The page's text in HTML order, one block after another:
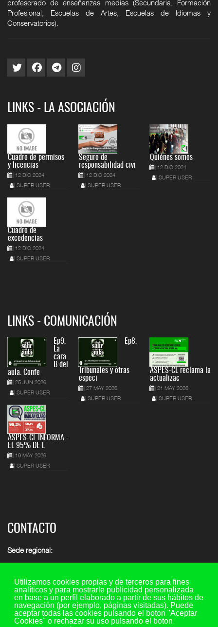
Utilizamos cookies propias y de terceros para fines
analíticos y para mostrarle publicidad personalizada
en base a un perfil elaborado a partir de sus hábitos de
navegación (por ejemplo, páginas visitadas). Puede
aceptar todas las cookies pulsando el boton "Aceptar
Cookies" o rechazar su uso pulsando el boton
profesorado de enseñanzas medias (Secundaria, Formación
Profesional, Escuelas de Artes, Escuelas de Idiomas y
Conservatorios).
LINKS - LA ASOCIACIÓN
Cuadro de permisos
y licencias
12 DIC 2024
SUPER USER
Cuadro de
excedencias
12 DIC 2024
SUPER USER
Seguro de
responsabilidad civi
12 DIC 2024
SUPER USER
Quiénes somos
12 DIC 2024
SUPER USER
LINKS - COMUNICACIÓN
Ep9.
La
cara
B del
aula. Confe
25 JUN 2026
SUPER USER
ASPES-CL INFORMA -
EL 95% DE L
19 MAY 2026
SUPER USER
Ep8.
Tribunales y otras
especi
27 MAY 2026
SUPER USER
ASPES-CL reclama la
actualizac
21 MAY 2026
SUPER USER
CONTACTO
Sede regional:
C/ María de Molina 7, 2º piso - oficina 5, 47001 - Valladolid
Teléfono y fax: 983 29 35 45 Ext. 107
Móvil: 649 73 44 20
Email consultas: consultas@aspescl.com
Otras sedes (ver menú superior provincias)